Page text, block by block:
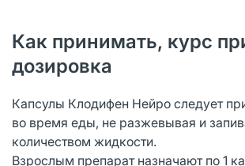
Как принимать, курс
дозировка
Капсулы Клодифен Нейро следует
во время еды, не разжевывая и
количеством жидкости.
Взрослым препарат назначают по 1